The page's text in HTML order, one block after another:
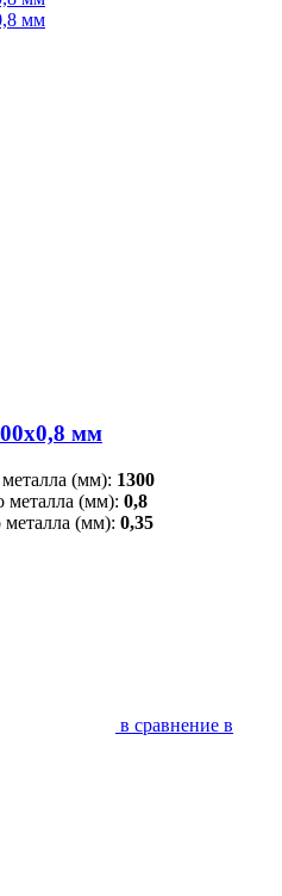
мм
(мм): 1300
металла (мм): 0,8
(мм): 0,35
в сравнение в